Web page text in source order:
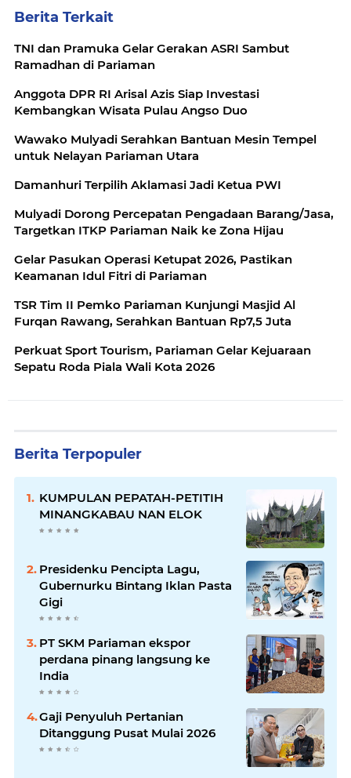
Berita Terkait
TNI dan Pramuka Gelar Gerakan ASRI Sambut
Ramadhan di Pariaman
Anggota DPR RI Arisal Azis Siap Investasi
Kembangkan Wisata Pulau Angso Duo
Wawako Mulyadi Serahkan Bantuan Mesin Tempel
untuk Nelayan Pariaman Utara
Damanhuri Terpilih Aklamasi Jadi Ketua PWI
Mulyadi Dorong Percepatan Pengadaan Barang/Jasa,
Targetkan ITKP Pariaman Naik ke Zona Hijau
Gelar Pasukan Operasi Ketupat 2026, Pastikan
Keamanan Idul Fitri di Pariaman
TSR Tim II Pemko Pariaman Kunjungi Masjid Al
Furqan Rawang, Serahkan Bantuan Rp7,5 Juta
Perkuat Sport Tourism, Pariaman Gelar Kejuaraan
Sepatu Roda Piala Wali Kota 2026
Berita Terpopuler
KUMPULAN PEPATAH-PETITIH
MINANGKABAU NAN ELOK
Presidenku Pencipta Lagu,
Gubernurku Bintang Iklan Pasta
Gigi
PT SKM Pariaman ekspor
perdana pinang langsung ke
India
Gaji Penyuluh Pertanian
Ditanggung Pusat Mulai 2026